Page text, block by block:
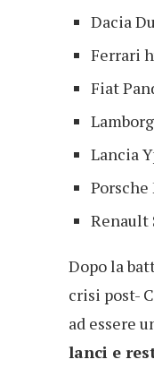
Dacia
Ferrari
Fiat
Lancia
Porsche
Renault
Dopo la
crisi post-
ad essere
lanci e